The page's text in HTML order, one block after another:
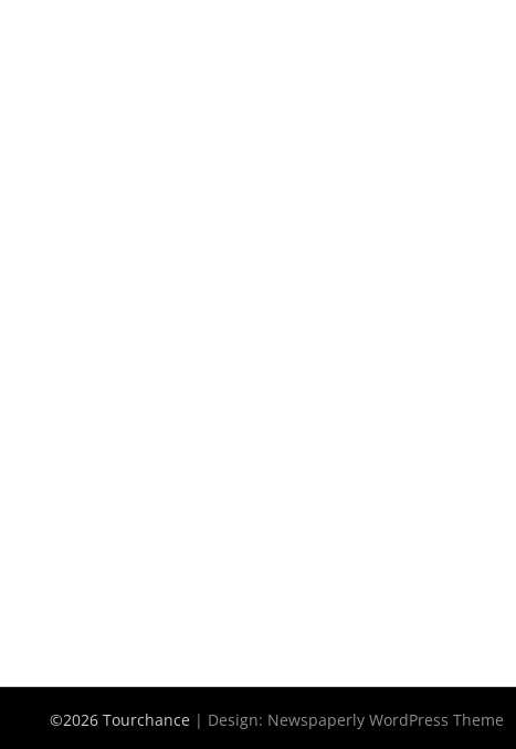
©2026 Tourchance | Design: Newspaperly WordPress Theme